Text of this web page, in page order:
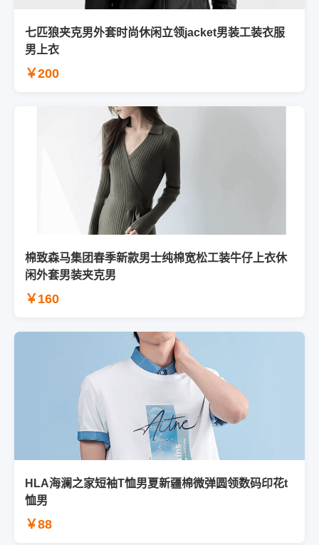
七匹狼夹克男外套时尚休闲立领jacket男装工装衣服
男上衣
￥200
棉致森马集团春季新款男士纯棉宽松工装牛仔上衣休
闲外套男装夹克男
￥160
HLA海澜之家短袖T恤男夏新疆棉微弹圆领数码印花t
恤男
￥88